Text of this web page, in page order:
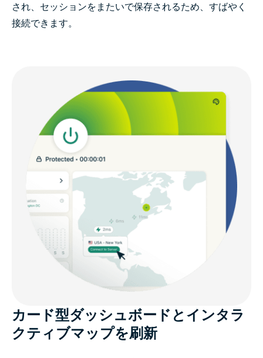
され、セッションをまたいで保存されるため、すばやく
接続できます。
カード型ダッシュボードとインタラ
クティブマップを刷新